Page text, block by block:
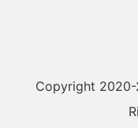
Copyright 2020-